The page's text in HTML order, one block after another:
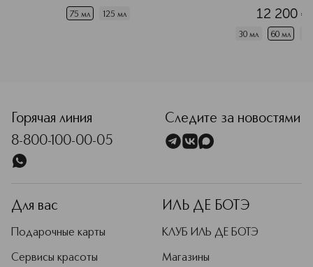
75 мл 125 мл 12 200 ¤
30 мл 60 мл
Горячая линия
8-800-100-00-05
Следите за новостями
Для вас
Подарочные карты
Сервисы красоты
ИЛЬ ДЕ БОТЭ
КЛУБ ИЛЬ ДЕ БОТЭ
Магазины